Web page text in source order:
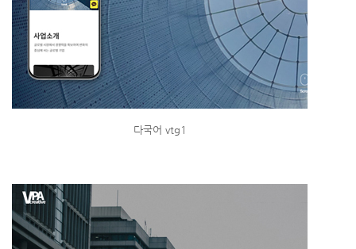
다국어 vtg1